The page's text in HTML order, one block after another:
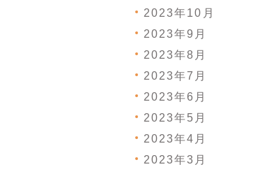
2023年10月
2023年9月
2023年8月
2023年7月
2023年6月
2023年5月
2023年4月
2023年3月